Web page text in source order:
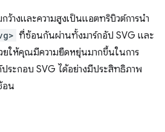
ว้างและความสูงเป็นแอตทริบิวต์การนำ
ที่ซ้อนกันผ่านทั้งมาร์กอัป SVG และ
ยให้คุณมีความยืดหยุ่นมากขึ้นในการ
ระกอบ SVG ได้อย่างมีประสิทธิภาพ
อน